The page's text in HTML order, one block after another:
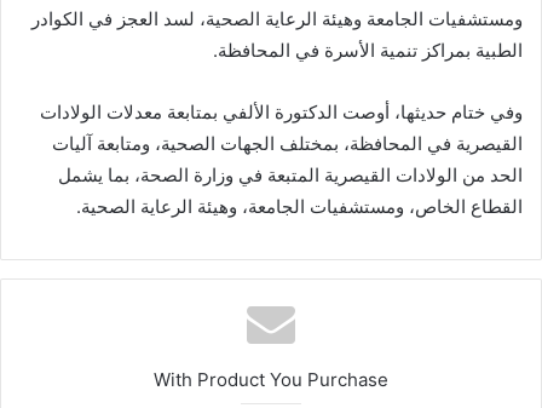
ومستشفيات الجامعة وهيئة الرعاية الصحية، لسد العجز في الكوادر
الطبية بمراكز تنمية الأسرة في المحافظة.
وفي ختام حديثها، أوصت الدكتورة الألفي بمتابعة معدلات الولادات
القيصرية في المحافظة، بمختلف الجهات الصحية، ومتابعة آليات
الحد من الولادات القيصرية المتبعة في وزارة الصحة، بما يشمل
القطاع الخاص، ومستشفيات الجامعة، وهيئة الرعاية الصحية.
With Product You Purchase